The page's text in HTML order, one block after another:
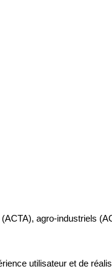
agro-industriels
utilisateur et de